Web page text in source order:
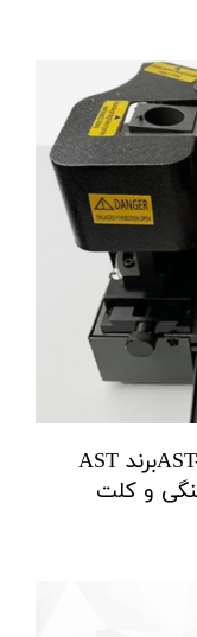
دستگاه مته تیزکن مدل AST-MF14برند AST